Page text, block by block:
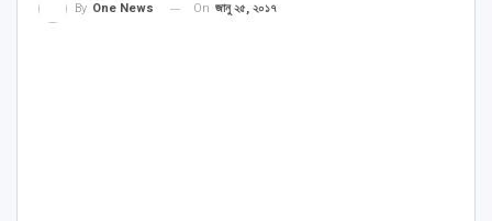
By One News On জানু ২৫, ২০১৭